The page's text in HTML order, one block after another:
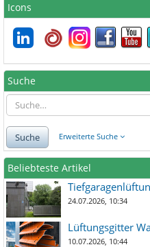
Icons
Suche
Suche Erweiterte Suche
Beliebteste Artikel
24.07.2026, 10:34
Lüftungsgitter
10.07.2026, 10:44